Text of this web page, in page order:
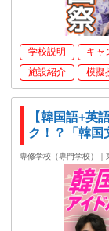
学校説明 キャ
施設紹介
模擬
【韓国語+英
ク！？「韓国
専修学校（専門学校）｜